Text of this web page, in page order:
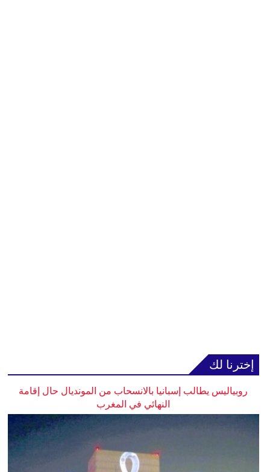
إخترنا لك
روبياليس يطالب إسبانيا بالانسحاب من المونديال حال إقامة
النهائي في المغرب